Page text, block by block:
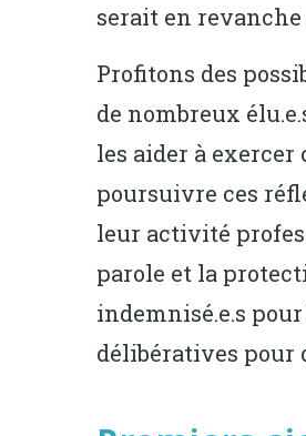
serait en revanche
Profitons des
de nombreux
les aider à exercer
poursuivre ces
leur activité
parole et la
indemnisé.e.s
délibératives pour